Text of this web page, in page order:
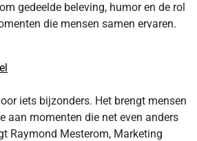
gedeelde beleving, humor en de rol
die mensen samen ervaren.
iets bijzonders. Het brengt mensen
aan momenten die net even anders
Raymond Mesterom, Marketing